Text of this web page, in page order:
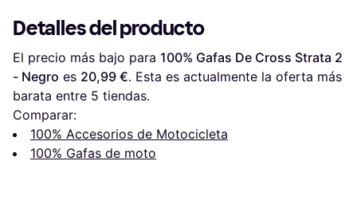
Detalles del producto
El precio más bajo para 100% Gafas De Cross Strata 2
- Negro es 20,99 €. Esta es actualmente la oferta más
barata entre 5 tiendas.
Comparar:
100% Accesorios de Motocicleta
100% Gafas de moto